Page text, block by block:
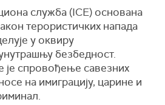
служба (ICE) oснована
терористичких напада
у оквиру
безбедност.
је спровођење савезних
на имиграцију, царине и